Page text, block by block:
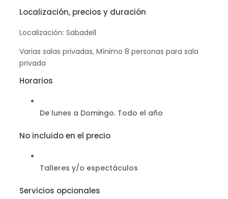
Localización, precios y duración
Localización: Sabadell
Varias salas privadas, Mínimo 8 personas para sala
privada
Horarios
De lunes a Domingo. Todo el año
No incluido en el precio
Talleres y/o espectáculos
Servicios opcionales